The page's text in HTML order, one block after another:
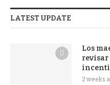
LATEST UPDATE
Los
2 weeks